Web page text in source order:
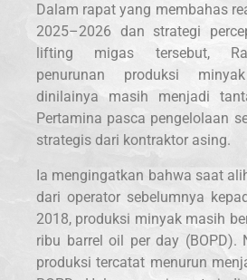
Dalam rapat yang membahas
2025–2026 dan strategi
lifting migas tersebut,
penurunan produksi
dinilainya masih menjadi
Pertamina pasca pengelolaan
strategis dari kontraktor asing.
Ia mengingatkan bahwa saat
dari operator sebelumnya
2018, produksi minyak masih
ribu barrel oil per day (BOPD).
produksi tercatat menurun